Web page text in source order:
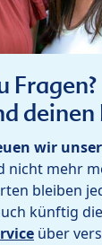
Fragen?
deinen
wir
mehr
bleiben
künftig
über